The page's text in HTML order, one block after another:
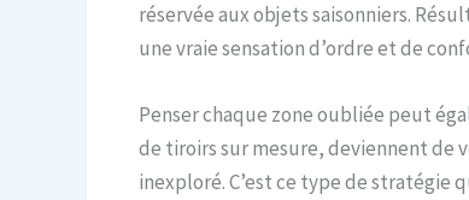
réservée aux objets saisonniers.
une vraie sensation d’ordre et de
Penser chaque zone oubliée peut
de tiroirs sur mesure, deviennent de
inexploré. C’est ce type de stratégie